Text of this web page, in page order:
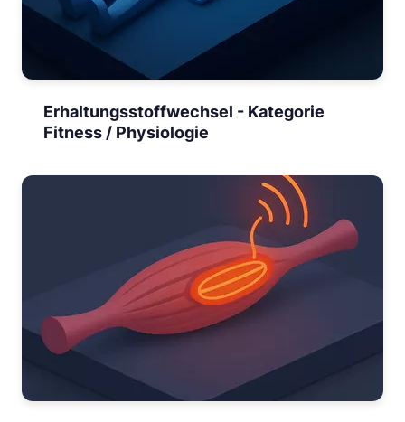
Erhaltungsstoffwechsel - Kategorie
Fitness / Physiologie